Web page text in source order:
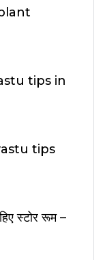
plant
tips in
tips
स्टोर रूम –